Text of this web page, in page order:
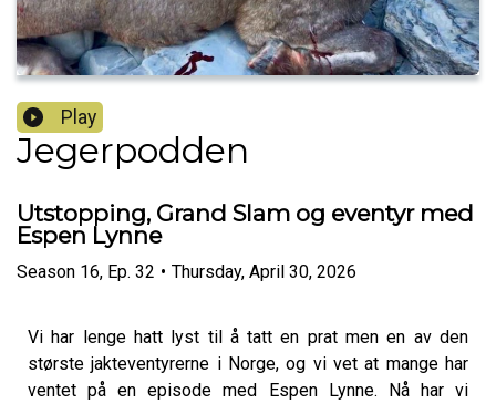
Play
Jegerpodden
Utstopping, Grand Slam og eventyr med
Espen Lynne
Season 16, Ep. 32 • Thursday, April 30, 2026
Vi har lenge hatt lyst til å tatt en prat men en av den
største jakteventyrerne i Norge, og vi vet at mange har
ventet på en episode med Espen Lynne. Nå har vi